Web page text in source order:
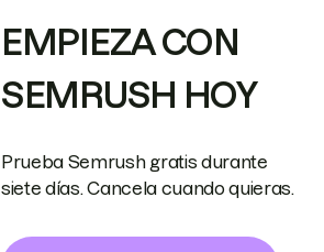
EMPIEZA CON
SEMRUSH HOY
Prueba Semrush gratis durante
siete días. Cancela cuando quieras.